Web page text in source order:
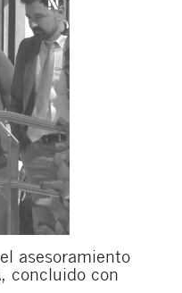
asesoramiento
concluido con